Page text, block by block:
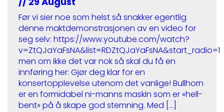
Før vi sier noe som helst så snakker egentlig
denne maktdemonstrasjonen av en video for
seg selv: https://www.youtube.com/watch?
v=ZtQJaYaFsNA&list=RDZtQJaYaFsNA&start_radio=1
men om ikke det var nok så skal du få en
innføring her: Gjør deg klar for en
konsertopplevelse utenom det vanlige! Bullhorn
er en formidabel ni-manns maskin som er «hell-
bent» på å skape god stemning. Med […]